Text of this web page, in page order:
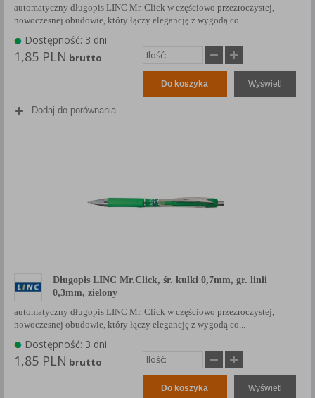
automatyczny długopis LINC Mr. Click w częściowo przezroczystej,
nowoczesnej obudowie, który łączy elegancję z wygodą co...
Dostępność: 3 dni
1,85 PLN brutto
Do koszyka Wyświetl
Dodaj do porównania
Długopis LINC Mr.Click, śr. kulki 0,7mm, gr. linii
0,3mm, zielony
automatyczny długopis LINC Mr. Click w częściowo przezroczystej,
nowoczesnej obudowie, który łączy elegancję z wygodą co...
Dostępność: 3 dni
1,85 PLN brutto
Do koszyka Wyświetl